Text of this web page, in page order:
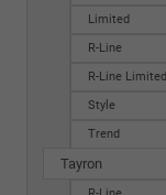
Limited
R-Line
R-Line Limited
Style
Trend
Tayron